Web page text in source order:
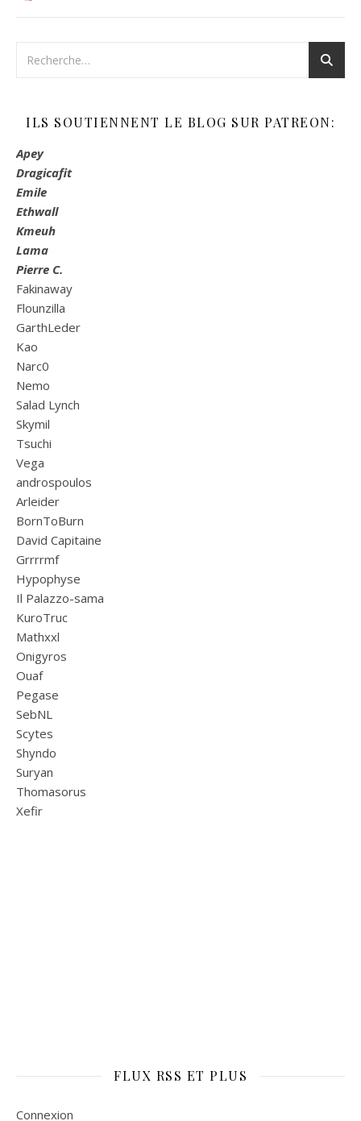
ILS SOUTIENNENT LE BLOG SUR PATREON:
Apey
Dragicafit
Emile
Ethwall
Kmeuh
Lama
Pierre C.
Fakinaway
Flounzilla
GarthLeder
Kao
Narc0
Nemo
Salad Lynch
Skymil
Tsuchi
Vega
androspoulos
Arleider
BornToBurn
David Capitaine
Grrrrmf
Hypophyse
Il Palazzo-sama
KuroTruc
Mathxxl
Onigyros
Ouaf
Pegase
SebNL
Scytes
Shyndo
Suryan
Thomasorus
Xefir
FLUX RSS ET PLUS
Connexion